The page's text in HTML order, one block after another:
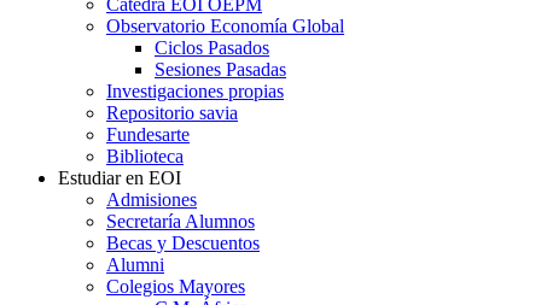
Observatorio Economía Global
Ciclos Pasados
Sesiones Pasadas
Investigaciones propias
Repositorio savia
Fundesarte
Biblioteca
Estudiar en EOI
Admisiones
Secretaría Alumnos
Becas y Descuentos
Alumni
Colegios Mayores